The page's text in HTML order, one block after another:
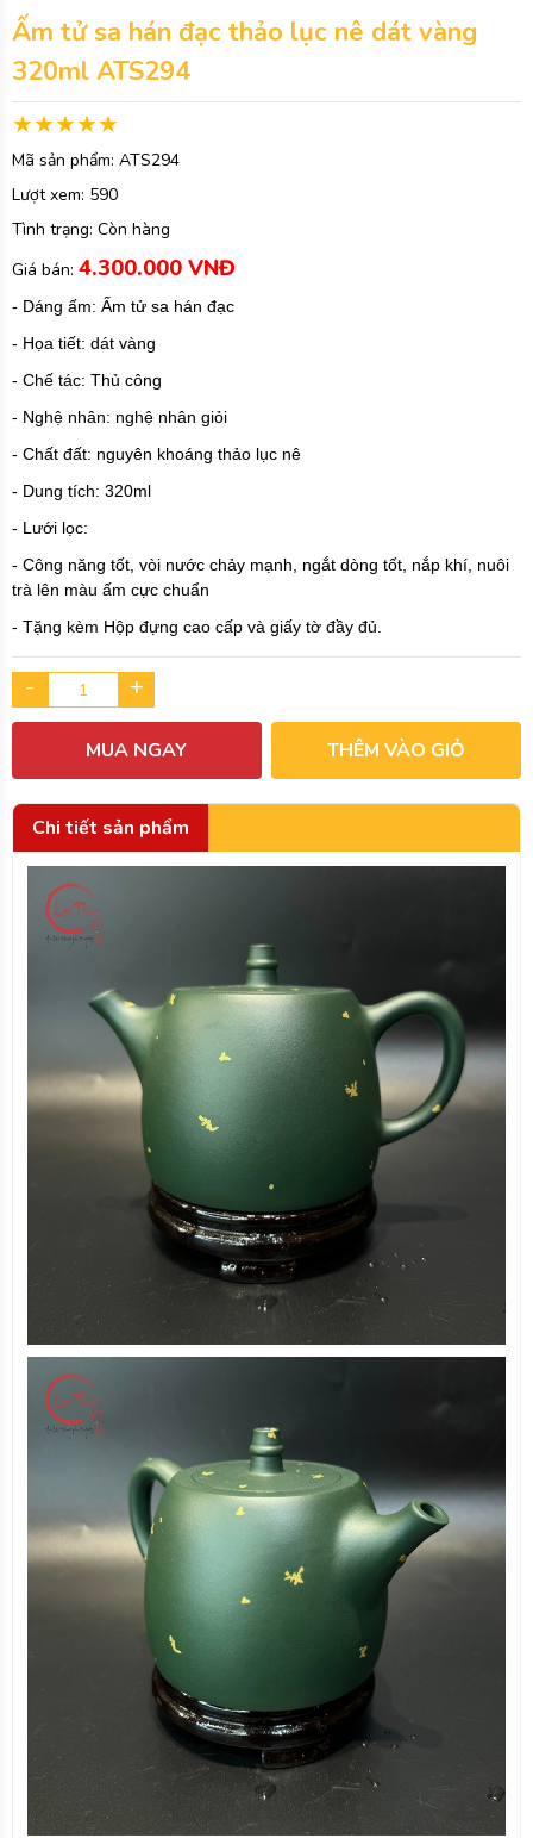
Ấm tử sa hán đạc thảo lục nê dát vàng
320ml ATS294
Mã sản phẩm: ATS294
Lượt xem: 590
Tình trạng: Còn hàng
Giá bán: 4.300.000 VNĐ
- Dáng ấm: Ấm tử sa hán đạc
- Họa tiết: dát vàng
- Chế tác: Thủ công
- Nghệ nhân: nghệ nhân giỏi
- Chất đất: nguyên khoáng thảo lục nê
- Dung tích: 320ml
- Lưới lọc:
- Công năng tốt, vòi nước chảy mạnh, ngắt dòng tốt, nắp khí, nuôi
trà lên màu ấm cực chuẩn
- Tặng kèm Hộp đựng cao cấp và giấy tờ đầy đủ.
- +
MUA NGAY THÊM VÀO GIỎ
Chi tiết sản phẩm